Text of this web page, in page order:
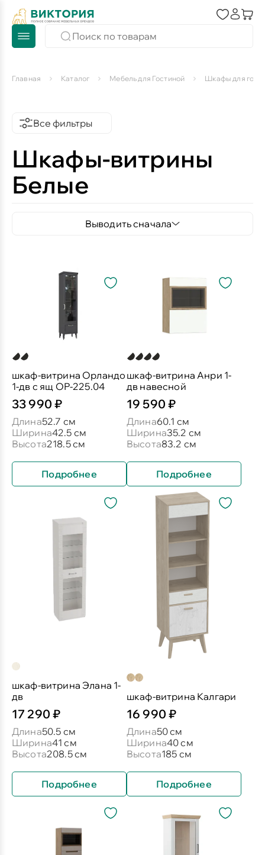
Главная Каталог Мебель для Гостиной Шкафы для
Все фильтры
Шкафы-витрины
Белые
Выводить сначала
шкаф-витрина Орландо
1-дв с ящ ОР-225.04
33 990 ₽
Длина52.7 см
Ширина42.5 см
Высота218.5 см
Подробнее
шкаф-витрина Анри 1-
дв навесной
19 590 ₽
Длина60.1 см
Ширина35.2 см
Высота83.2 см
Подробнее
шкаф-витрина Элана 1-
дв
17 290 ₽
Длина50.5 см
Ширина41 см
Высота208.5 см
Подробнее
шкаф-витрина Калгари
16 990 ₽
Длина50 см
Ширина40 см
Высота185 см
Подробнее